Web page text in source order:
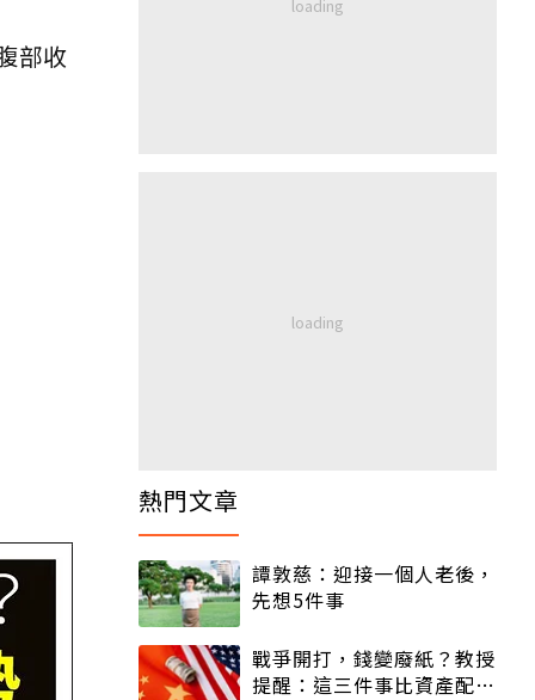
部收
熱門文章
譚敦慈：迎接一個人老後，
先想5件事
戰爭開打，錢變廢紙？教授
提醒：這三件事比資產配置